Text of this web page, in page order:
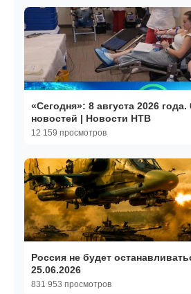
«Сегодня»: 8 августа 2026
новостей | Новости НТВ
12 159 просмотров
Россия не будет
25.06.2026
831 953 просмотров